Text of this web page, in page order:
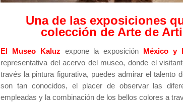
Una de las exposiciones
colección de Arte de
El Museo Kaluz expone la exposición México y
representativa del acervo del museo, donde el
través la pintura figurativa, puedes admirar el talento
son tan conocidos, el placer de observar las
empleadas y la combinación de los bellos colores a